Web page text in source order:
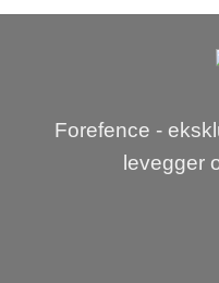
Forefence -
levegger